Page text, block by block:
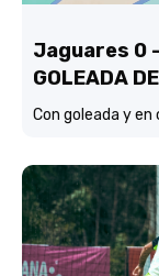
Jaguares 0
GOLEADA